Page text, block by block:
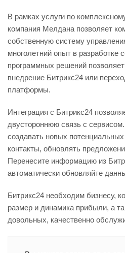
В рамках услуги по
компания Мелдана позволяет
собственную систему
многолетний опыт в разработке
программных решений
внедрение Битрикс24 или
платформы.
Интеграция с Битрикс24
двустороннюю связь с
создавать новых
контакты, обновлять
Перенесите информацию из
автоматически обновляйте
Битрикс24 необходим бизнесу,
размер и динамика прибыли, а
довольных, качественно